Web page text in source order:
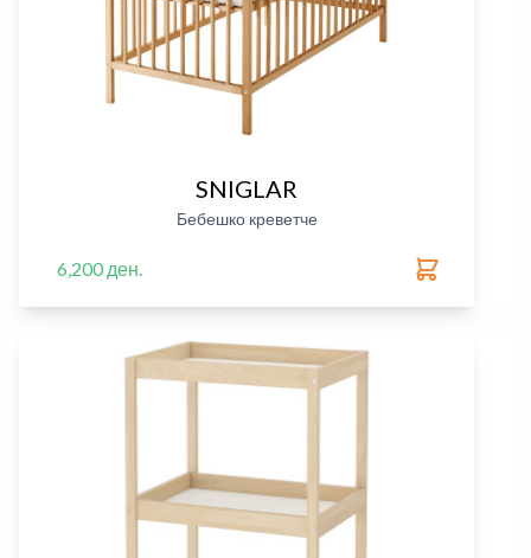
SNIGLAR
Бебешко креветче
6,200 ден.